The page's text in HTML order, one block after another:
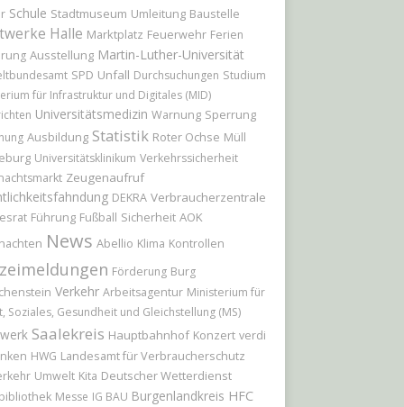
Schule Stadtmuseum Umleitung Baustelle
Halle Marktplatz Feuerwehr Ferien
Ausstellung Martin-Luther-Universität
SPD Unfall Durchsuchungen Studium
für Infrastruktur und Digitales (MID)
Universitätsmedizin Warnung Sperrung
Ausbildung Statistik Roter Ochse Müll
Universitätsklinikum Verkehrssicherheit
Zeugenaufruf
DEKRA Verbraucherzentrale
Führung Fußball Sicherheit AOK
News Abellio Klima Kontrollen
Förderung Burg
Verkehr Arbeitsagentur Ministerium für
Soziales, Gesundheit und Gleichstellung (MS)
Saalekreis Hauptbahnhof Konzert verdi
HWG Landesamt für Verbraucherschutz
Umwelt Kita Deutscher Wetterdienst
Messe IG BAU Burgenlandkreis HFC